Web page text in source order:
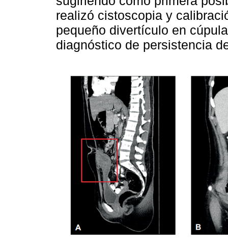
realizó cistoscopia y
pequeño divertículo en
diagnóstico de persistencia